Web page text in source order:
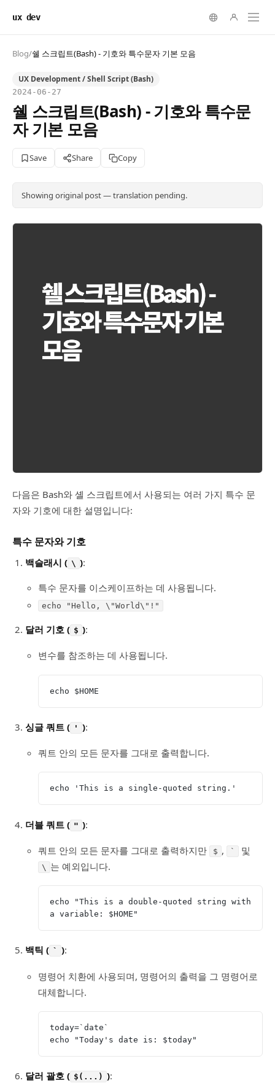
ux dev
Blog/쉘 스크립트(Bash) - 기호와 특수문자 기본 모음
UX Development / Shell Script (Bash)
2024-06-27
쉘 스크립트(Bash) - 기호와 특수문
자 기본 모음
Save Share Copy
Showing original post — translation pending.
다음은 Bash와 셸 스크립트에서 사용되는 여러 가지 특수 문
자와 기호에 대한 설명입니다:
특수 문자와 기호
백슬래시 ( \ ):
특수 문자를 이스케이프하는 데 사용됩니다.
echo "Hello, \"World\"!"
달러 기호 ( $ ):
변수를 참조하는 데 사용됩니다.
echo $HOME
싱글 쿼트 ( ' ):
쿼트 안의 모든 문자를 그대로 출력합니다.
echo 'This is a single-quoted string.'
더블 쿼트 ( " ):
쿼트 안의 모든 문자를 그대로 출력하지만 $ , ` 및
\ 는 예외입니다.
echo "This is a double-quoted string with
a variable: $HOME"
백틱 ( ` ):
명령어 치환에 사용되며, 명령어의 출력을 그 명령어로
대체합니다.
today=`date`
echo "Today's date is: $today"
달러 괄호 ( $(...) ):